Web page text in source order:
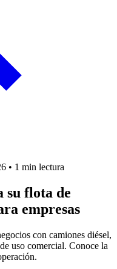
• 1 min lectura
su flota de
empresas
con camiones diésel,
uso comercial. Conoce la